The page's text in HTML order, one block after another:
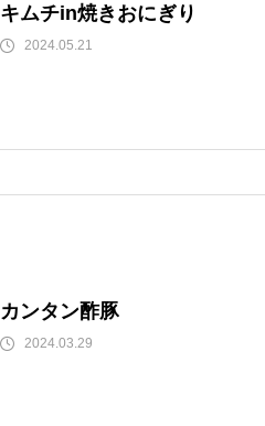
キムチin焼きおにぎり
2024.05.21
カンタン酢豚
2024.03.29